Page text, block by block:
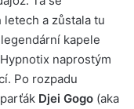
letech a zůstala tu
kapele
naprostým
Po rozpadu
Djei Gogo (aka